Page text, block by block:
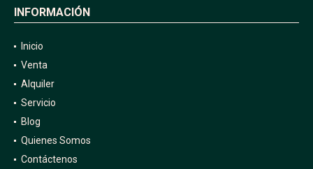
INFORMACIÓN
Inicio
Venta
Alquiler
Servicio
Blog
Quienes Somos
Contáctenos